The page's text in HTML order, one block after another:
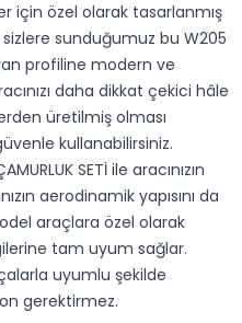
için özel olarak tasarlanmış
sunduğumuz bu W205
yan profiline modern ve
daha dikkat çekici hâle
üretilmiş olması
kullanabilirsiniz.
SETİ ile aracınızın
aerodinamik yapısını da
araçlara özel olarak
tam uyum sağlar.
uyumlu şekilde
gerektirmez.